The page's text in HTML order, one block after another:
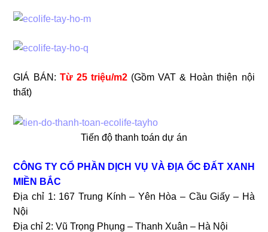
GIÁ BÁN: Từ25 triệu/m2(Gồm VAT & Hoàn thiện nội
thất)
Tiến độ thanh toán dự án
CÔNG TY CỔ PHẦN DỊCH VỤ VÀ ĐỊA ỐC ĐẤT XANH
MIỀN BẮC
Địa chỉ 1: 167 Trung Kính – Yên Hòa – Cầu Giấy – Hà
Nội
Địa chỉ 2: Vũ Trọng Phụng – Thanh Xuân – Hà Nội